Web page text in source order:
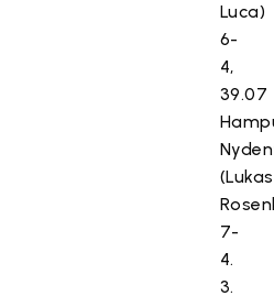
Luca)
6-
4,
39.07
(Lukas
7-
4.
3.